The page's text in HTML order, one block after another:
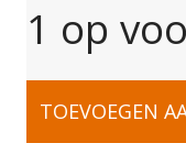
1 op
GOLF
TOEVOEGEN